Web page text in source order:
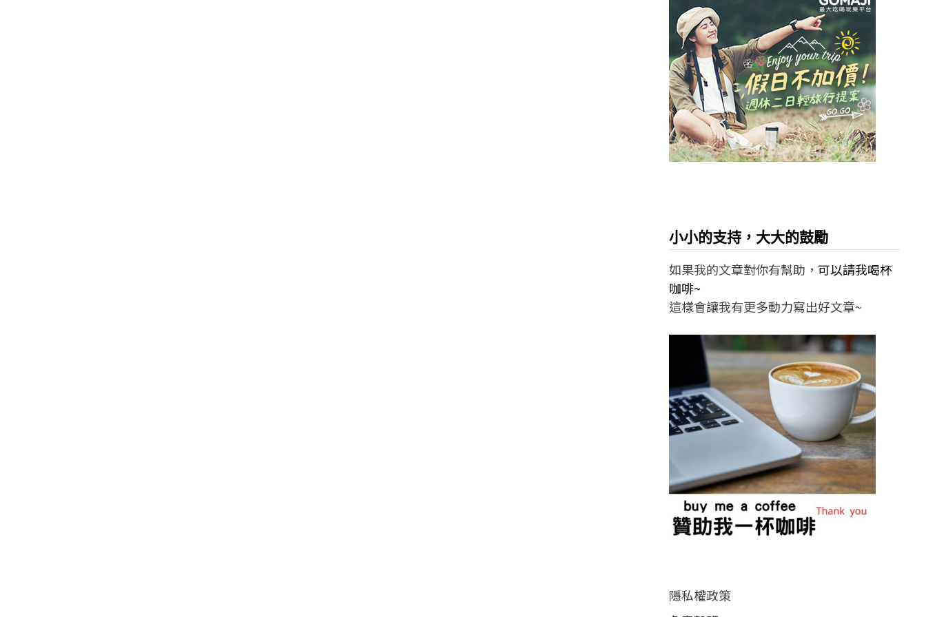
小小的支持，大大的鼓勵
如果我的文章對你有幫助， 可以請我喝杯
咖啡~
這樣會讓我有更多動力寫出好文章~
隱私權政策